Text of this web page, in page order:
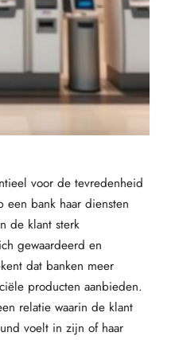
voor de tevredenheid
een bank haar diensten
de klant sterk
gewaardeerd en
dat banken meer
producten aanbieden.
relatie waarin de klant
voelt in zijn of haar